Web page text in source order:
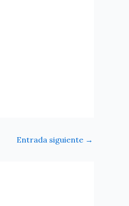
Entrada siguiente →